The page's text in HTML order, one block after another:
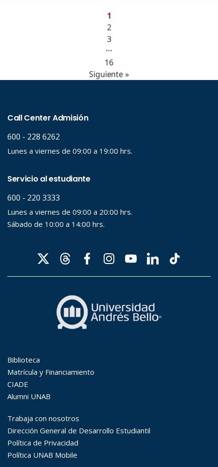
1
2
3
…
16
Siguiente »